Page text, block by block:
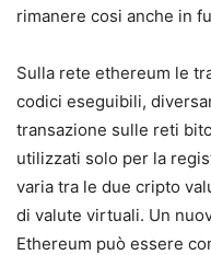
rimanere cosi anche in
Sulla rete ethereum le
codici eseguibili,
transazione sulle reti
utilizzati solo per la
varia tra le due cripto
di valute virtuali. Un
Ethereum può essere